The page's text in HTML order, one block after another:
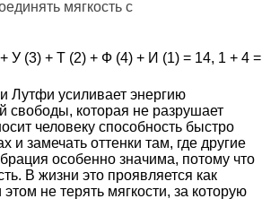
мягкость с
У (3) + Т (2) + Ф (4) + И (1) = 14, 1 + 4 =
Лутфи усиливает энергию
свободы, которая не разрушает
человеку способность быстро
и замечать оттенки там, где другие
особенно значима, потому что
В жизни это проявляется как
не терять мягкости, за которую